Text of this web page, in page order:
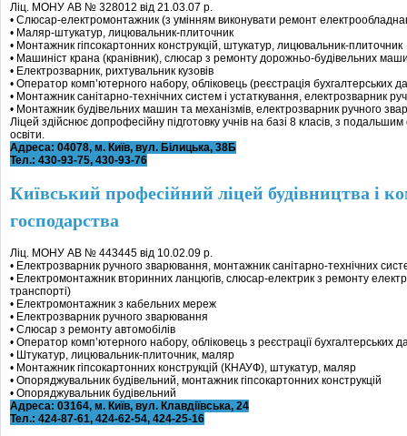
Ліц. МОНУ АВ № 328012 від 21.03.07 р.
• Слюсар-електромонтажник (з умінням виконувати ремонт
• Маляр-штукатур, лицювальник-плиточник
• Монтажник гіпсокартонних конструкцій, штукатур, лицювальник-плиточник
• Машиніст крана (кранівник), слюсар з ремонту дорожньо-будівельних
• Електрозварник, рихтувальник кузовів
• Оператор комп’ютерного набору, обліковець (реєстрація бухгалтерських
• Монтажник санітарно-технічних систем і устаткування, електрозварник
• Монтажник будівельних машин та механізмів, електрозварник ручного
Ліцей здійснює допрофесійну підготовку учнів на базі 8 класів, з
освіти.
Адреса: 04078, м. Київ, вул. Білицька, 38Б
Тел.: 430-93-75, 430-93-76
Київський професійний ліцей будівництва і
господарства
Ліц. МОНУ АВ № 443445 від 10.02.09 р.
• Електрозварник ручного зварювання, монтажник санітарно-технічних
• Електромонтажник вторинних ланцюгів, слюсар-електрик з ремонту
транспорті)
• Електромонтажник з кабельних мереж
• Електрозварник ручного зварювання
• Слюсар з ремонту автомобілів
• Оператор комп’ютерного набору, обліковець з реєстрації бухгалтерських
• Штукатур, лицювальник-плиточник, маляр
• Монтажник гіпсокартонних конструкцій (КНАУФ), штукатур, маляр
• Опоряджувальник будівельний, монтажник гіпсокартонних конструкцій
• Опоряджувальник будівельний
Адреса: 03164, м. Київ, вул. Клавдіївська, 24
Тел.: 424-87-61, 424-62-54, 424-25-16